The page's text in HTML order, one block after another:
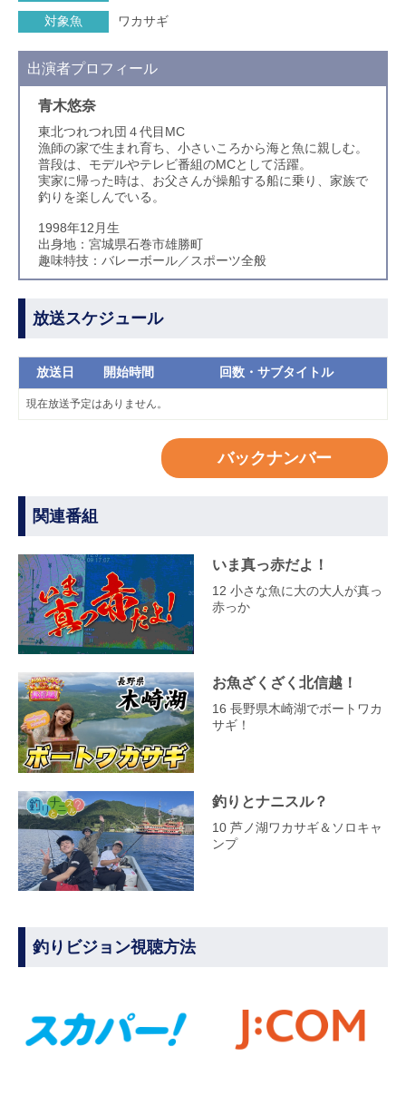
対象魚 ワカサギ
出演者プロフィール
青木悠奈
東北つれつれ団４代目MC
漁師の家で生まれ育ち、小さいころから海と魚に親しむ。
普段は、モデルやテレビ番組のMCとして活躍。
実家に帰った時は、お父さんが操船する船に乗り、家族で
釣りを楽しんでいる。
1998年12月生
出身地：宮城県石巻市雄勝町
趣味特技：バレーボール／スポーツ全般
放送スケジュール
放送日 開始時間 回数・サブタイトル
現在放送予定はありません。
バックナンバー
関連番組
いま真っ赤だよ！
12 小さな魚に大の大人が真っ
赤っか
お魚ざくざく北信越！
16 長野県木崎湖でボートワカ
サギ！
釣りとナニスル？
10 芦ノ湖ワカサギ＆ソロキャ
ンプ
釣りビジョン視聴方法